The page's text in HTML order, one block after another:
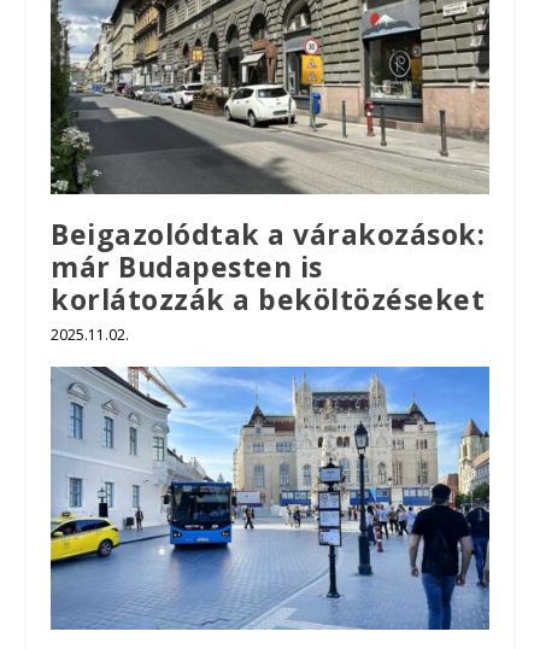
Beigazolódtak a várakozások:
már Budapesten is
korlátozzák a beköltözéseket
2025.11.02.